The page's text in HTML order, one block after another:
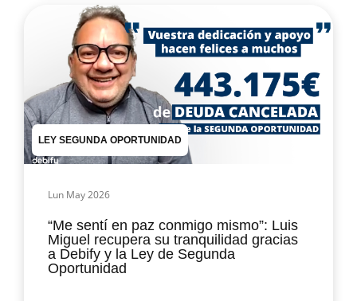
LEY SEGUNDA OPORTUNIDAD
Lun May 2026
“Me sentí en paz conmigo mismo”: Luis
Miguel recupera su tranquilidad gracias
a Debify y la Ley de Segunda
Oportunidad